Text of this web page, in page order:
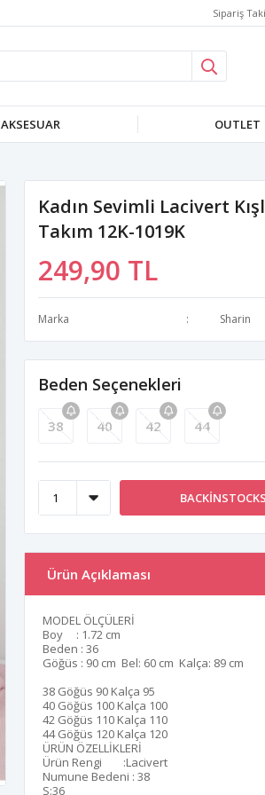
Sipariş
AKSESUAR OUTLET
Kadın Sevimli Lacivert
Takım 12K-1019K
249,90 TL
Marka Sharin
Beden Seçenekleri
38 40 42 44
Ürün Açıklaması
MODEL ÖLÇÜLERİ
Boy : 1.72 cm
Beden : 36
Göğüs : 90 cm Bel: 60 cm Kalça: 89 cm
38 Göğüs 90 Kalça 95
40 Göğüs 100 Kalça 100
42 Göğüs 110 Kalça 110
44 Göğüs 120 Kalça 120
ÜRÜN ÖZELLİKLERİ
Ürün Rengi :Lacivert
Numune Bedeni : 38
S:36